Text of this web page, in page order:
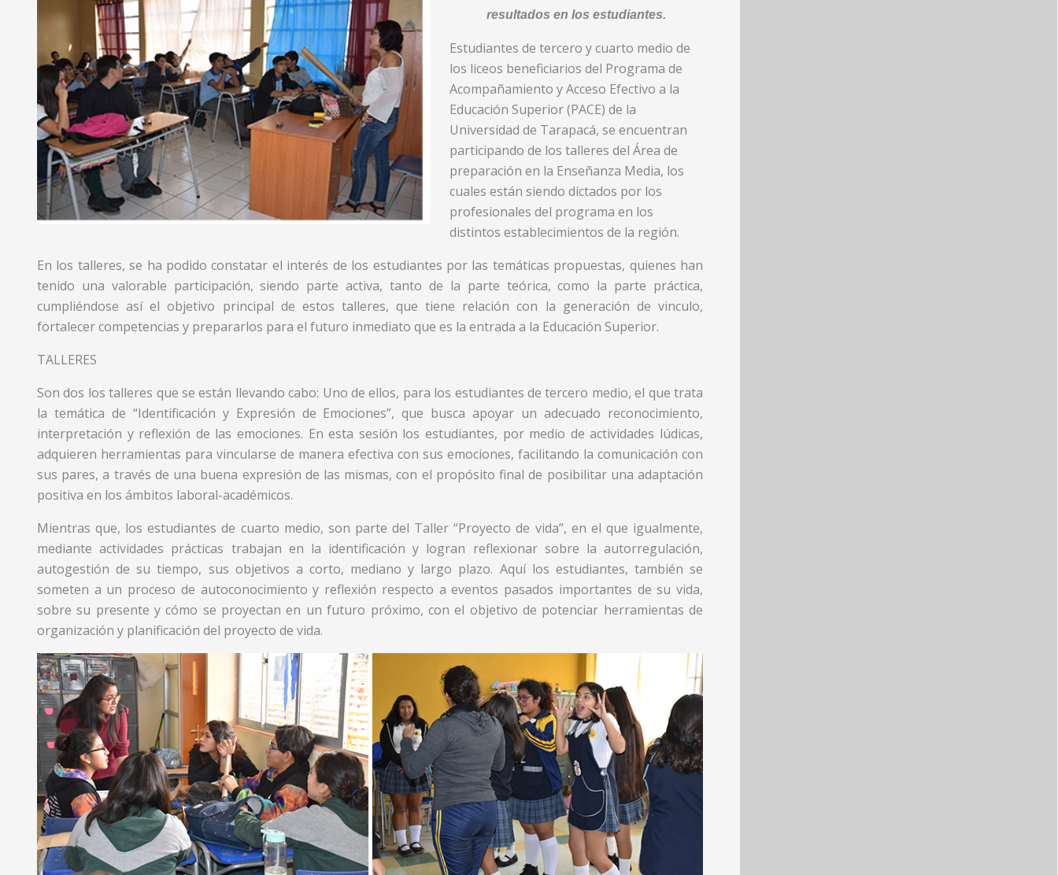
resultados en los estudiantes.
Estudiantes de tercero y cuarto medio de
los liceos beneficiarios del Programa de
Acompañamiento y Acceso Efectivo a la
Educación Superior (PACE) de la
Universidad de Tarapacá, se encuentran
participando de los talleres del Área de
preparación en la Enseñanza Media, los
cuales están siendo dictados por los
profesionales del programa en los
distintos establecimientos de la región.
En los talleres, se ha podido constatar el interés de los estudiantes por las temáticas propuestas, quienes han
tenido una valorable participación, siendo parte activa, tanto de la parte teórica, como la parte práctica,
cumpliéndose así el objetivo principal de estos talleres, que tiene relación con la generación de vinculo,
fortalecer competencias y prepararlos para el futuro inmediato que es la entrada a la Educación Superior.
TALLERES
Son dos los talleres que se están llevando cabo: Uno de ellos, para los estudiantes de tercero medio, el que trata
la temática de “Identificación y Expresión de Emociones”, que busca apoyar un adecuado reconocimiento,
interpretación y reflexión de las emociones. En esta sesión los estudiantes, por medio de actividades lúdicas,
adquieren herramientas para vincularse de manera efectiva con sus emociones, facilitando la comunicación con
sus pares, a través de una buena expresión de las mismas, con el propósito final de posibilitar una adaptación
positiva en los ámbitos laboral-académicos.
Mientras que, los estudiantes de cuarto medio, son parte del Taller “Proyecto de vida”, en el que igualmente,
mediante actividades prácticas trabajan en la identificación y logran reflexionar sobre la autorregulación,
autogestión de su tiempo, sus objetivos a corto, mediano y largo plazo. Aquí los estudiantes, también se
someten a un proceso de autoconocimiento y reflexión respecto a eventos pasados importantes de su vida,
sobre su presente y cómo se proyectan en un futuro próximo, con el objetivo de potenciar herramientas de
organización y planificación del proyecto de vida.